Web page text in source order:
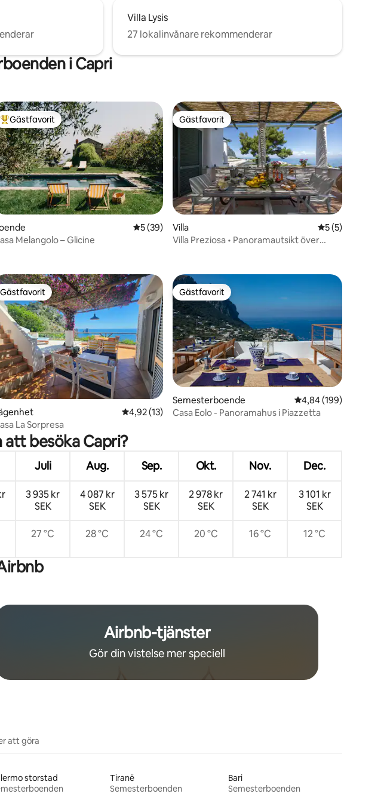
Villa Lysis
27 lokalinvånare rekommenderar
i Capri
betyg, 27 omdömen
Populär gästfavorit
Gästfavorit
5 av 5 i genomsnittligt betyg, 39 omdömen
5 (39)
Melangolo – Glicine
Gästfavorit
Gästfavorit
Villa 5 av 5 i
5 (5)
Villa Preziosa • Panoramautsikt över
betyg, 3 omdömen
Gästfavorit
Gästfavorit
4,92 av 5 i genomsnittligt betyg, 13 omdömen
4,92 (13)
La Sorpresa
Gästfavorit
Gästfavorit
Semesterboende 4,84 av 5 i
4,84 (199)
Casa Eolo - Panoramahus i Piazzetta
att besöka Capri?
Juli Aug. Sep. Okt. Nov. Dec.
3 935 kr
SEK
4 087 kr
SEK
3 575 kr
SEK
2 978 kr
SEK
2 741 kr
SEK
3 101 kr
SEK
27 °C 28 °C 24 °C 20 °C 16 °C 12 °C
Airbnb-tjänster
Gör din vistelse mer speciell
att göra
storstad
Tiranë
Semesterboenden
Bari
Semesterboenden